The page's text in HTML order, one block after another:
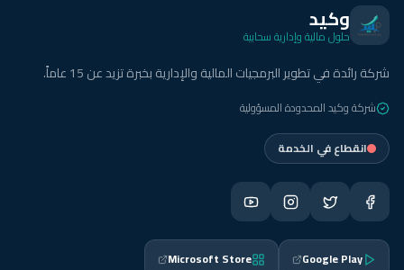
وكيد
حلول مالية وإدارية سحابية
شركة رائدة في تطوير البرمجيات المالية والإدارية بخبرة تزيد عن 15 عاماً.
شركة وكيد المحدودة المسؤولية
انقطاع في الخدمة
Google Play
Microsoft Store